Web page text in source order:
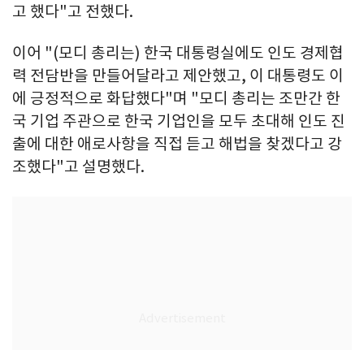
고 했다"고 전했다.
이어 "(모디 총리는) 한국 대통령실에도 인도 경제협
력 전담반을 만들어달라고 제안했고, 이 대통령도 이
에 긍정적으로 화답했다"며 "모디 총리는 조만간 한
국 기업 주관으로 한국 기업인을 모두 초대해 인도 진
출에 대한 애로사항을 직접 듣고 해법을 찾겠다고 강
조했다"고 설명했다.